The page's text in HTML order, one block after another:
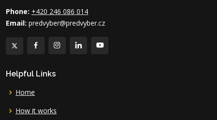
Phone: +420 246 086 014
Email: predvyber@predvyber.cz
Helpful Links
Home
How it works